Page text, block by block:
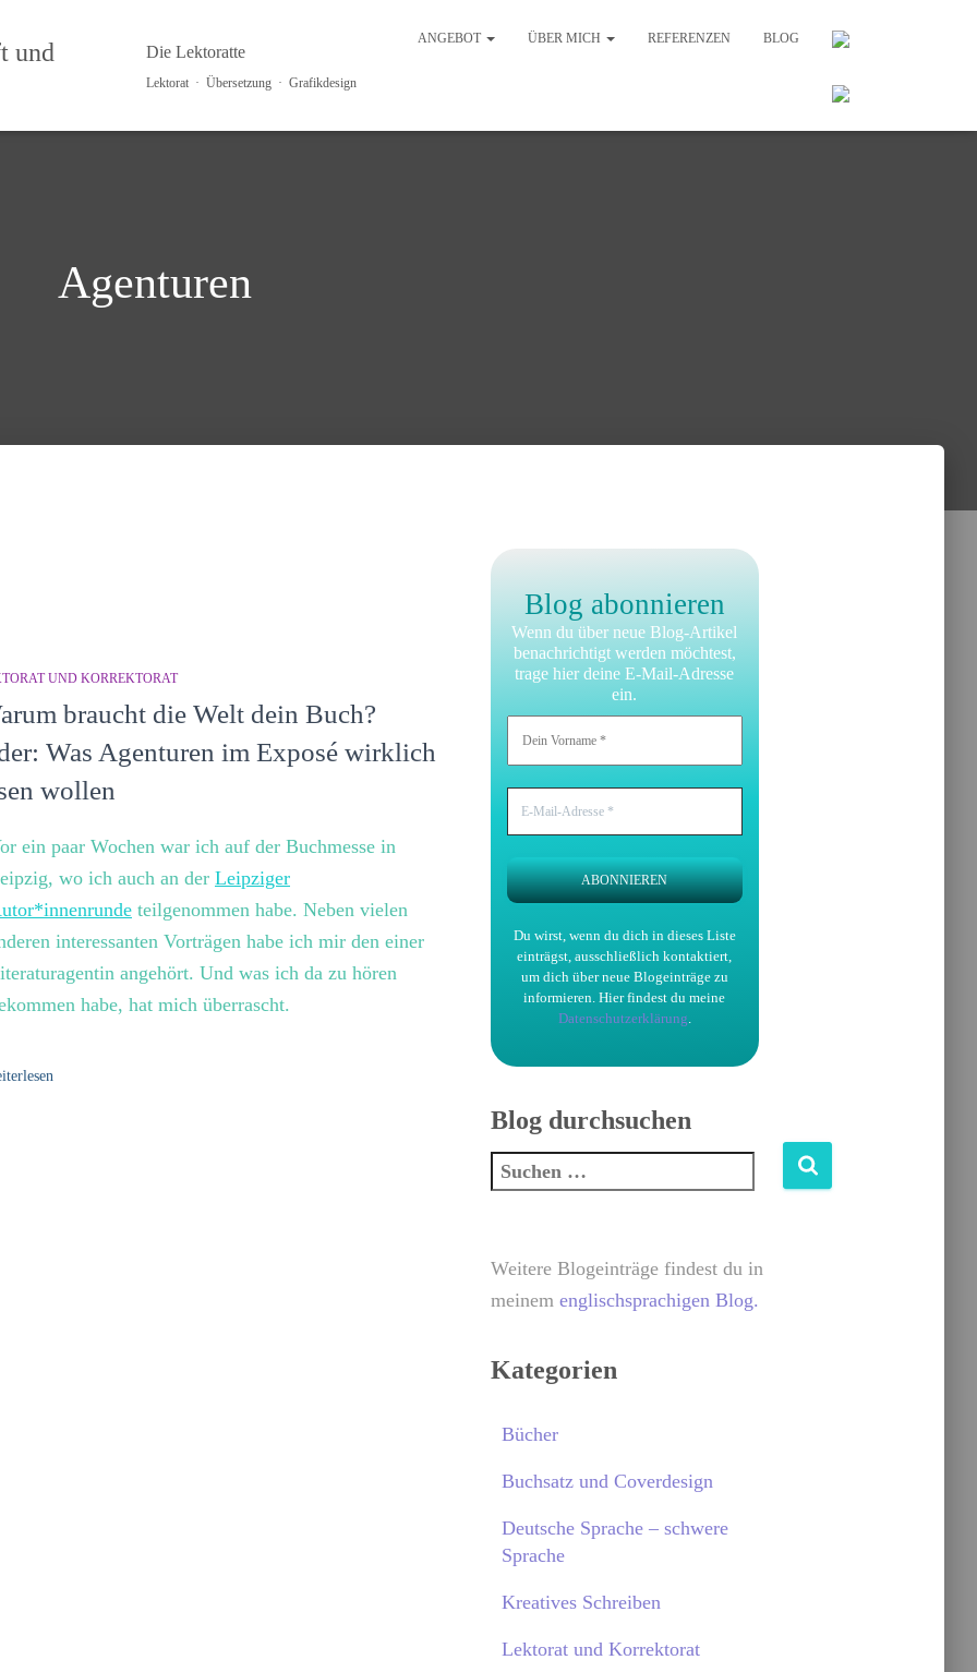
Die Lektoratte
Lektorat · Übersetzung · Grafikdesign
ANGEBOT ÜBER MICH REFERENZEN BLOG
Agenturen
UND KORREKTORAT
braucht die Welt dein Buch?
Was Agenturen im Exposé wirklich
wollen
ein paar Wochen war ich auf der Buchmesse in
wo ich auch an der Leipziger
teilgenommen habe. Neben vielen
interessanten Vorträgen habe ich mir den einer
angehört. Und was ich da zu hören
habe, hat mich überrascht.
Blog abonnieren
Wenn du über neue Blog-Artikel
benachrichtigt werden möchtest,
trage hier deine E-Mail-Adresse
ein.
Du wirst, wenn du dich in dieses Liste
einträgst, ausschließlich kontaktiert,
um dich über neue Blogeinträge zu
informieren.Hier findest du meine
Datenschutzerklärung.
Blog durchsuchen
Weitere Blogeinträge findest du in
meinem englischsprachigen Blog.
Kategorien
Bücher
Buchsatz und Coverdesign
Deutsche Sprache – schwere
Sprache
Kreatives Schreiben
Lektorat und Korrektorat